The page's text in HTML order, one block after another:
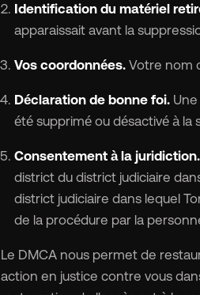
Identification du matériel
apparaissait avant la
Vos coordonnées.Votre nom
Déclaration de bonne foi.Une
été supprimé ou désactivé à
Consentement à la juridiction.
district du district judiciaire
district judiciaire dans lequel
de la procédure par la
Le DMCA nous permet de
action en justice contre vous